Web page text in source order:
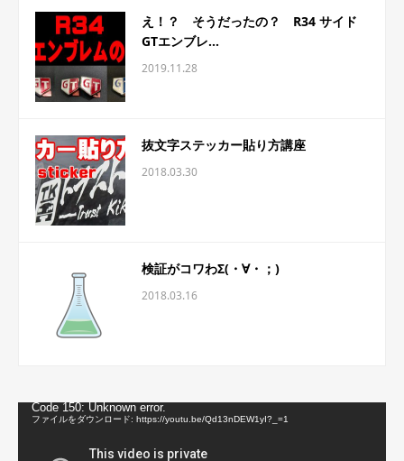
え！？ そうだったの？ R34 サイド
GTエンブレ...
2019.11.28
抜文字ステッカー貼り方講座
2018.03.30
検証がコワわΣ(・∀・；)
2018.03.16
動Code 150: Unknown error.
ファイルをダウンロード: https://youtu.be/Qd13nDEW1yI?_=1